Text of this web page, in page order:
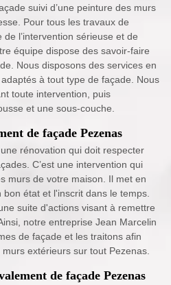
suivi d’une peinture des murs
Pour tous les travaux de
l’intervention sérieuse et de
équipe dispose des savoir-faire
Nous disposons des services en
à tout type de façade. Nous
toute intervention, puis
et une sous-couche.
de façade Pezenas
rénovation qui doit respecter
C’est une intervention qui
murs de votre maison. Il met en
état et l'inscrit dans le temps.
suite d'actions visant à remettre
notre entreprise Jean Marcelin
de façade et les traitons afin
extérieurs sur tout Pezenas.
de façade Pezenas